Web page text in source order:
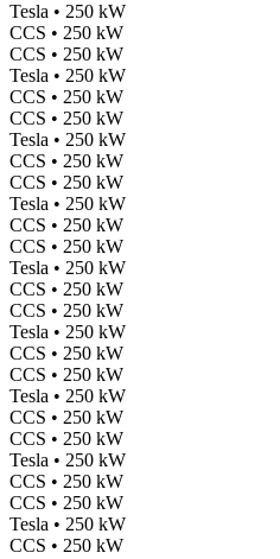
Tesla • 250 kW
CCS • 250 kW
CCS • 250 kW
Tesla • 250 kW
CCS • 250 kW
CCS • 250 kW
Tesla • 250 kW
CCS • 250 kW
CCS • 250 kW
Tesla • 250 kW
CCS • 250 kW
CCS • 250 kW
Tesla • 250 kW
CCS • 250 kW
CCS • 250 kW
Tesla • 250 kW
CCS • 250 kW
CCS • 250 kW
Tesla • 250 kW
CCS • 250 kW
CCS • 250 kW
Tesla • 250 kW
CCS • 250 kW
CCS • 250 kW
Tesla • 250 kW
CCS • 250 kW